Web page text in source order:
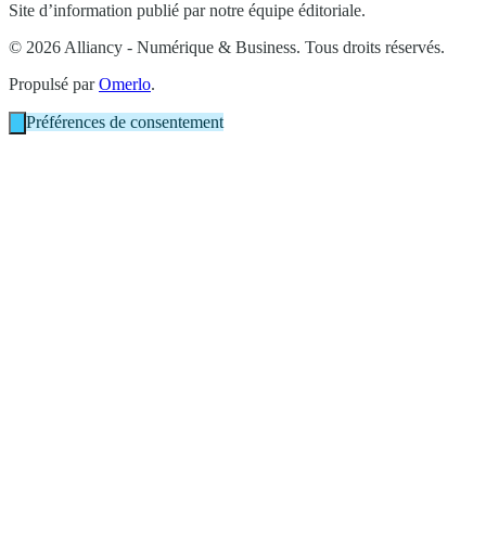
Site d’information publié par notre équipe éditoriale.
© 2026 Alliancy - Numérique & Business. Tous droits réservés.
Propulsé parOmerlo.
Préférences de consentement